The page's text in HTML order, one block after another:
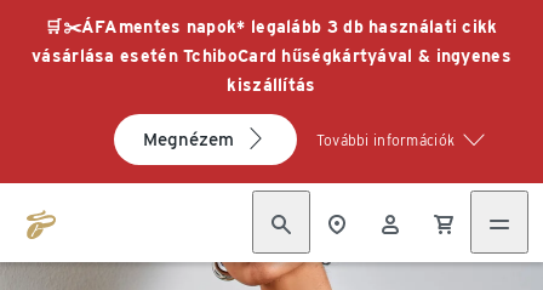
🛒✂️ÁFAmentes napok* legalább 3 db használati cikk
vásárlása esetén TchiboCard hűségkártyával & ingyenes
kiszállítás
Megnézem További információk